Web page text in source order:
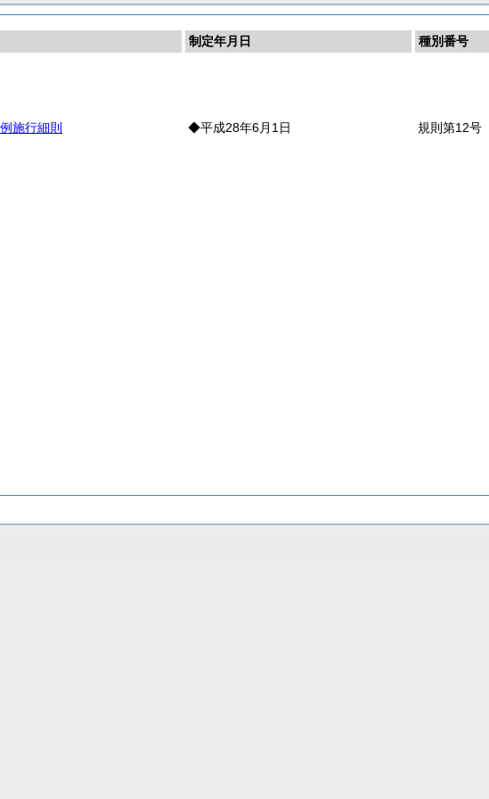
制定年月日
種別番号
施行細則
◆平成28年6月1日 規則第12号